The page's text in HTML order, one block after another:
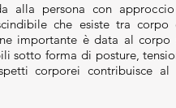
alla persona con
che esiste tra
importante è data al corpo
sotto forma di posture,
corporei contribuisce